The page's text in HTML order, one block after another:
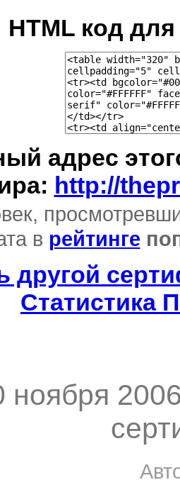
HTML код
адрес
http://
в рейтинге
другой
Статистика
ноября